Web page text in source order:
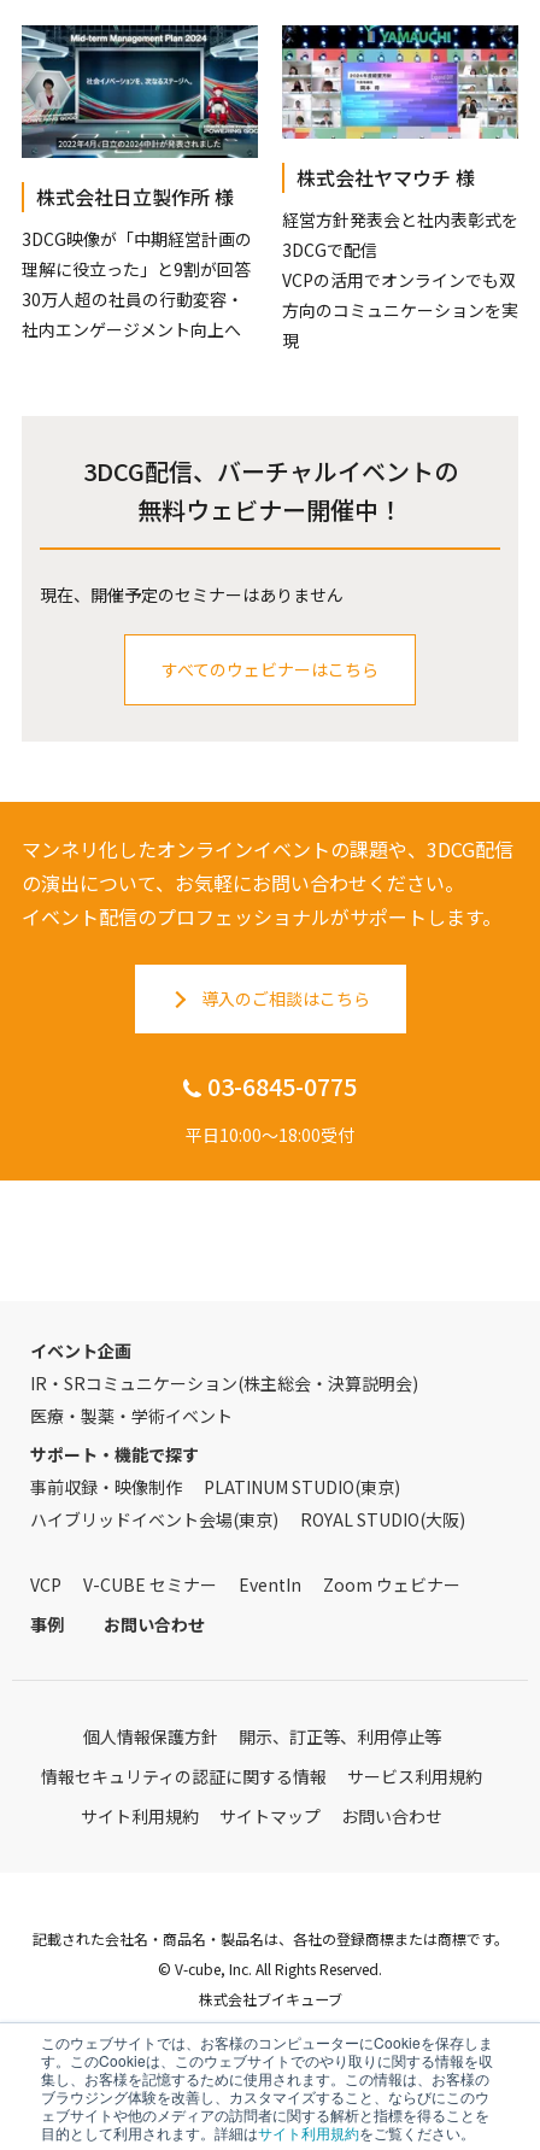
このウェブサイトでは、お客様のコンピューターにCookieを保存しま
す。このCookieは、このウェブサイトでのやり取りに関する情報を収
集し、お客様を記憶するために使用されます。この情報は、お客様の
ブラウジング体験を改善し、カスタマイズすること、ならびにこのウ
ェブサイトや他のメディアの訪問者に関する解析と指標を得ることを
目的として利用されます。詳細はサイト利用規約をご覧ください。
株式会社日立製作所 様
3DCG映像が「中期経営計画の
理解に役立った」と9割が回答
30万人超の社員の行動変容・
社内エンゲージメント向上へ
株式会社ヤマウチ 様
経営方針発表会と社内表彰式を
3DCGで配信
VCPの活用でオンラインでも双
方向のコミュニケーションを実
現
3DCG配信、バーチャルイベントの
無料ウェビナー開催中！
現在、開催予定のセミナーはありません
すべてのウェビナーはこちら
マンネリ化したオンラインイベントの課題や、3DCG配信
の演出について、お気軽にお問い合わせください。
イベント配信のプロフェッショナルがサポートします。
導入のご相談はこちら
03-6845-0775
平日10:00〜18:00受付
イベント企画
IR・SRコミュニケーション(株主総会・決算説明会)
医療・製薬・学術イベント
サポート・機能で探す
事前収録・映像制作
PLATINUM STUDIO(東京)
ハイブリッドイベント会場(東京)
ROYAL STUDIO(大阪)
VCP V-CUBE セミナー EventIn
Zoom ウェビナー
事例
お問い合わせ
個人情報保護方針
開示、訂正等、利用停止等
情報セキュリティの認証に関する情報
サービス利用規約
サイト利用規約
サイトマップ お問い合わせ
記載された会社名・商品名・製品名は、各社の登録商標または商標です。
© V-cube, Inc. All Rights Reserved.
株式会社ブイキューブ
Follow Us